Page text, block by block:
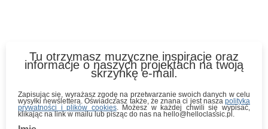
Tu otrzymasz muzyczne inspiracje oraz
informacje o naszych projektach na twoją
skrzynkę e-mail.
Zapisując się, wyrażasz zgodę na przetwarzanie swoich danych w celu
wysyłki newslettera. Oświadczasz także, że znana ci jest nasza polityka
prywatności i plików cookies. Możesz w każdej chwili się wypisać,
klikając na link w mailu lub pisząc do nas na hello@helloclassic.pl.